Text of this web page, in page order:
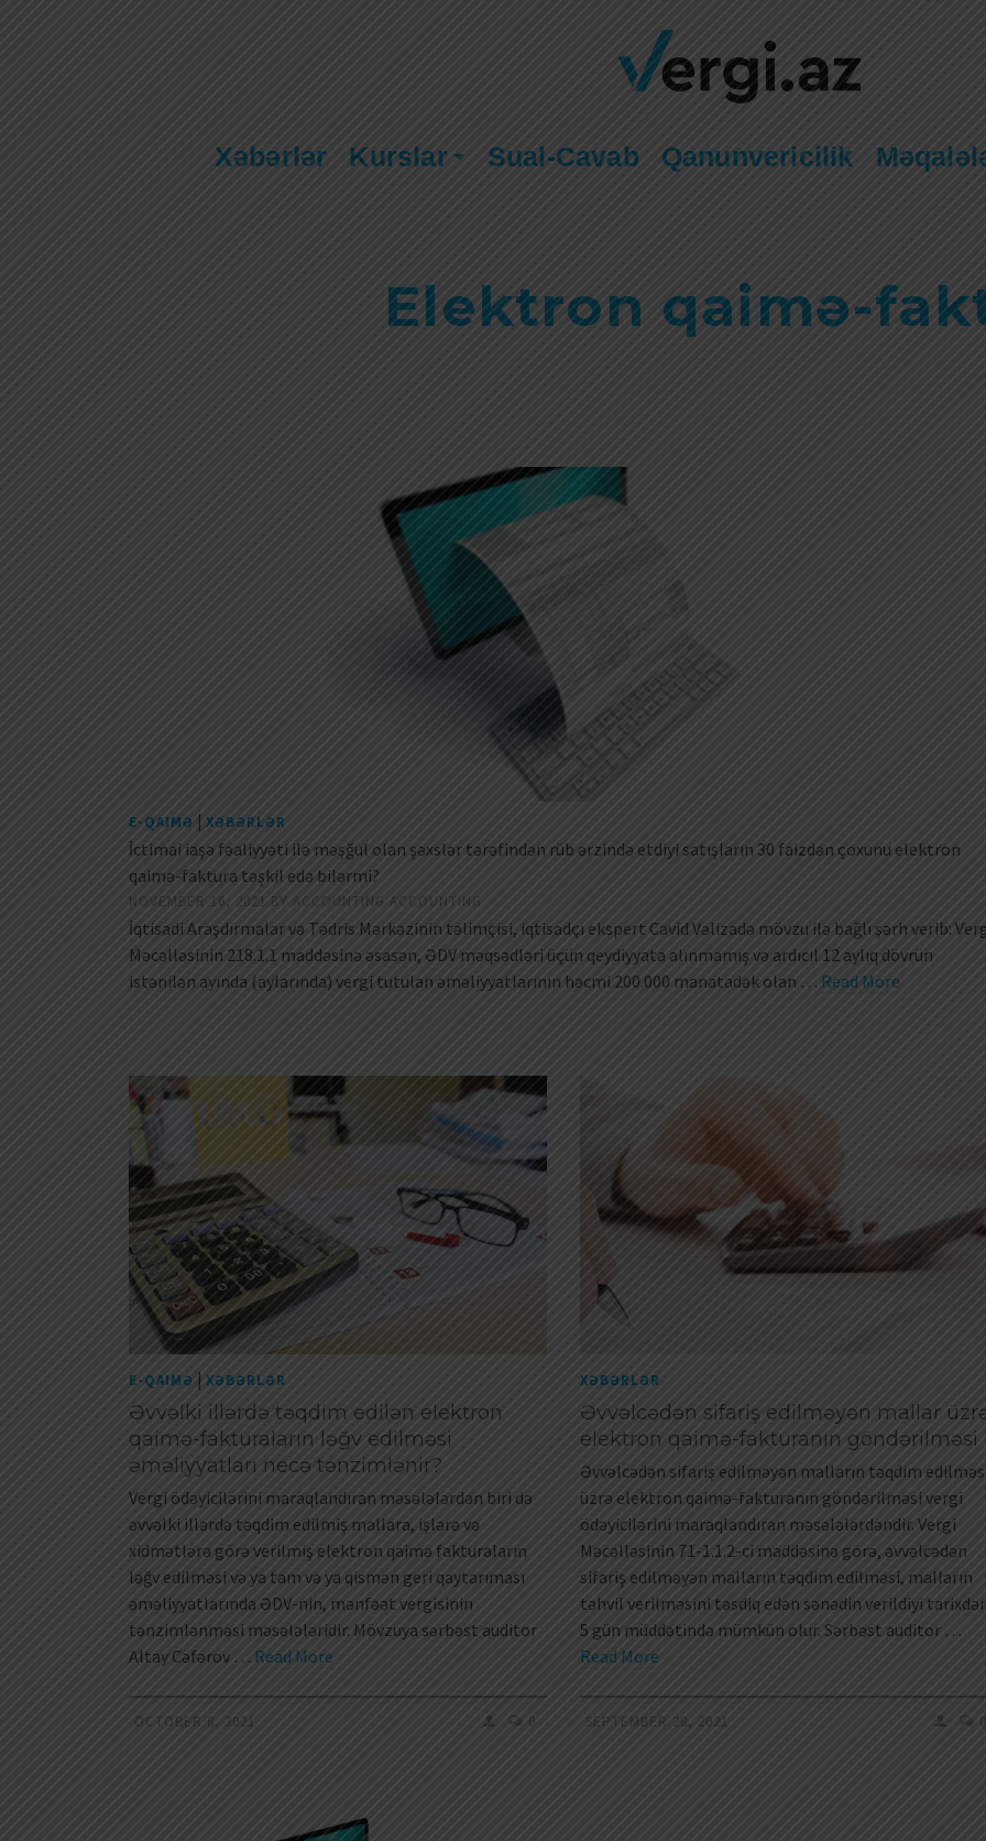
Xəbərlər Kurslar Sual-Cavab Qanunvericilik
Elektron qaimə-
E-QAIMƏ | XƏBƏRLƏR
İctimai iaşə fəaliyyəti ilə məşğul olan şəxslər tərəfindən rüb ərzində etdiyi satışların 30 faizdən çoxunu elektron
qaimə-faktura təşkil edə bilərmi?
NOVEMBER 16, 2021 BY ACCOUNTING ACCOUNTING
İqtisadi Araşdırmalar və Tədris Mərkəzinin təlimçisi, iqtisadçı ekspert Cavid Vəlizadə mövzu ilə bağlı şərh verib:
Məcəlləsinin 218.1.1 maddəsinə əsasən, ƏDV məqsədləri üçün qeydiyyata alınmamış və ardıcıl 12 aylıq dövrün
istənilən ayında (aylarında) vergi tutulan əməliyyatlarının həcmi 200.000 manatadək olan … Read More
E-QAIMƏ | XƏBƏRLƏR
Əvvəlki illərdə təqdim edilən elektron
qaimə-fakturaların ləğv edilməsi
əməliyyatları necə tənzimlənir?
Vergi ödəyicilərini maraqlandıran məsələlərdən biri də
əvvəlki illərdə təqdim edilmiş mallara, işlərə və
xidmətlərə görə verilmiş elektron qaimə fakturaların
ləğv edilməsi və ya tam və ya qismən geri qaytarıması
əməliyyatlarında ƏDV-nin, mənfəət vergisinin
tənzimlənməsi məsələləridir. Mövzuya sərbəst auditor
Altay Cəfərov … Read More
OCTOBER 8, 2021 0
XƏBƏRLƏR
Əvvəlcədən sifariş edilməyən mallar
elektron qaimə-fakturanın göndərilməsi
Əvvəlcədən sifariş edilməyən malların təqdim
üzrə elektron qaimə-fakturanın göndərilməsi vergi
ödəyicilərini maraqlandıran məsələlərdəndir. Vergi
Məcəlləsinin 71-1.1.2-ci maddəsinə görə, əvvəlcədən
sifariş edilməyən malların təqdim edilməsi, malların
təhvil verilməsini təsdiq edən sənədin verildiyi
5 gün müddətində mümkün olur. Sərbəst auditor …
Read More
SEPTEMBER 28, 2021 0